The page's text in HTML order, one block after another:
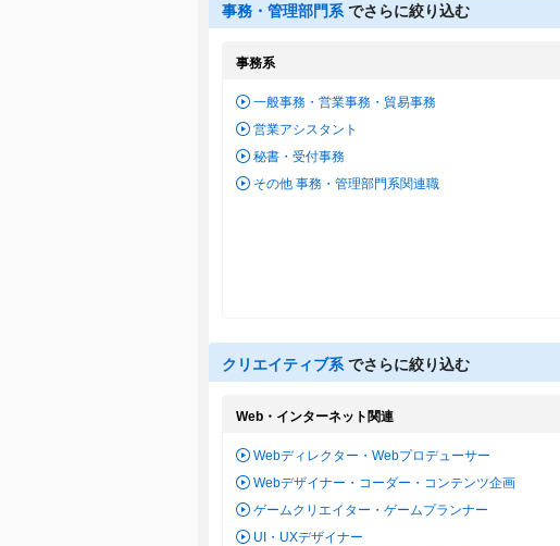
事務・管理部門系 でさらに絞り込む
事務系
一般事務・営業事務・貿易事務
営業アシスタント
秘書・受付事務
その他 事務・管理部門系関連職
クリエイティブ系 でさらに絞り込む
Web・インターネット関連
Webディレクター・Webプロデューサー
Webデザイナー・コーダー・コンテンツ企画
ゲームクリエイター・ゲームプランナー
UI・UXデザイナー